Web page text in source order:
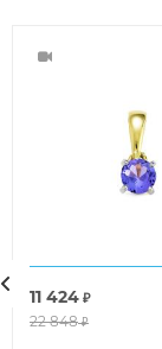
11 424 ₽
22 848₽